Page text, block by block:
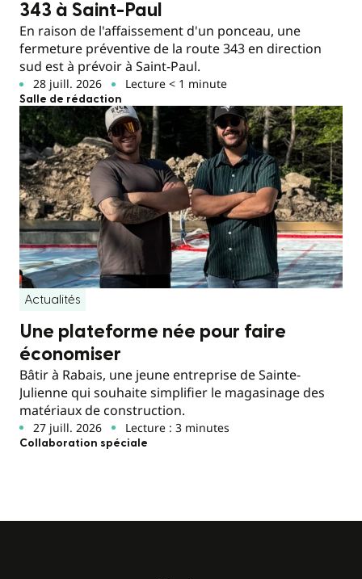
343 à Saint-Paul
En raison de l'affaissement d'un ponceau, une
fermeture préventive de la route 343 en direction
sud est à prévoir à Saint-Paul.
28 juill. 2026 Lecture < 1 minute
Salle de rédaction
Actualités
Une plateforme née pour faire
économiser
Bâtir à Rabais, une jeune entreprise de Sainte-
Julienne qui souhaite simplifier le magasinage des
matériaux de construction.
27 juill. 2026 Lecture : 3 minutes
Collaboration spéciale